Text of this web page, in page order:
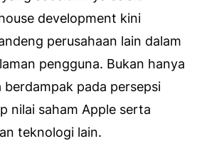
development kini
perusahaan lain dalam
pengguna. Bukan hanya
berdampak pada persepsi
nilai saham Apple serta
teknologi lain.